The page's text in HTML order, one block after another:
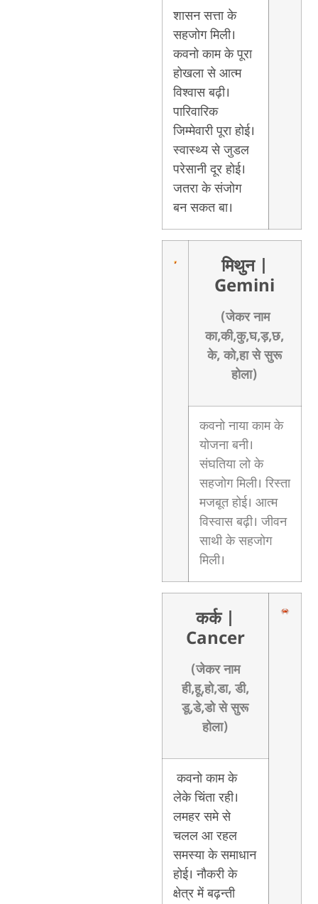
शासन सत्ता के
सहजोग मिली।
कवनो काम के पूरा
होखला से आत्म
विश्वास बढ़ी।
पारिवारिक
जिम्मेवारी पूरा होई।
स्वास्थ्य से जुडल
परेसानी दूर होई।
जतरा के संजोग
बन सकत बा।
मिथुन
Gemini
(जेकर नाम
का,की,कु,घ,ड़,छ,
के, को,हा से सुरू
होला)
कवनो नाया काम के
योजना बनी।
संघतिया लो के
सहजोग मिली। रिस्ता
मजबूत होई। आत्म
विस्वास बढ़ी। जीवन
साथी के सहजोग
मिली।
कर्क
Cancer
(जेकर नाम
ही,हू,हो,डा, डी,
डू,डे,डो से सुरू
होला)
कवनो काम के
लेके चिंता रही।
लमहर समे से
चलल आ रहल
समस्या के समाधान
होई। नौकरी के
क्षेत्र में बढ़न्ती